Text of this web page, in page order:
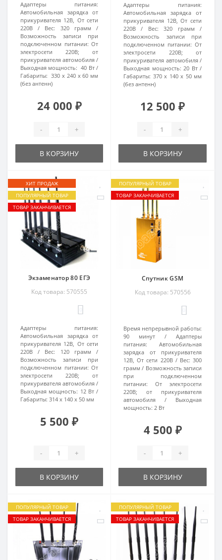
Адаптеры питания:
Автомобильная зарядка от
прикуривателя 12В, От сети
220В
Вес:
320 грамм
Возможность записи при
подключенном питании: От
электросети 220В; от
прикуривателя автомобиля
Выходная мощность: 40 Вт
Габариты: 330 х 240 х 60 мм
(без антенн)
24 000 ₽
- +
В КОРЗИНУ
Адаптеры питания:
Автомобильная зарядка от
прикуривателя 12В, От сети
220В
Вес:
320 грамм
Возможность записи при
подключенном питании: От
электросети 220В; от
прикуривателя автомобиля
Выходная мощность: 20 Вт
Габариты: 370 x 140 x 50 мм
(без антенн)
12 500 ₽
- +
В КОРЗИНУ
ХИТ ПРОДАЖ
ПОПУЛЯРНЫЙ ТОВАР
ТОВАР ЗАКАНЧИВАЕТСЯ
Экзаменатор 80 ЕГЭ
Код товара: 570555
Адаптеры питания:
Автомобильная зарядка от
прикуривателя 12В, От сети
220В
Вес:
120 грамм
Возможность записи при
подключенном питании: От
электросети 220В; от
прикуривателя автомобиля
Выходная мощность: 12 Вт
Габариты: 314 х 140 х 50 мм
5 500 ₽
- +
В КОРЗИНУ
ПОПУЛЯРНЫЙ ТОВАР
ТОВАР ЗАКАНЧИВАЕТСЯ
Спутник GSM
Код товара: 570556
Время непрерывной работы:
90 минут
Адаптеры
питания:
Автомобильная
зарядка от прикуривателя
12В, От сети 220В
Вес: 300
грамм
Возможность записи
при подключенном
питании:
От электросети
220В; от прикуривателя
автомобиля
Выходная
мощность: 2 Вт
4 500 ₽
- +
В КОРЗИНУ
ПОПУЛЯРНЫЙ ТОВАР
ТОВАР ЗАКАНЧИВАЕТСЯ
ПОПУЛЯРНЫЙ ТОВАР
ТОВАР ЗАКАНЧИВАЕТСЯ